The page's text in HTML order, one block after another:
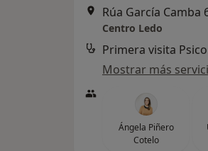
Rúa García Camba
Centro Ledo
Primera visita
Mostrar más
Ángela Piñero
Cotelo